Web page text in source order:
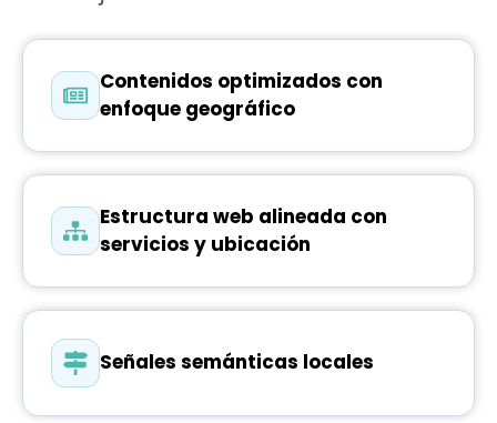
Contenidos optimizados con
enfoque geográfico
Estructura web alineada con
servicios y ubicación
Señales semánticas locales